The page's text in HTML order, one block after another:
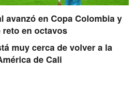
avanzó en Copa Colombia y
en octavos
muy cerca de volver a la
de Cali